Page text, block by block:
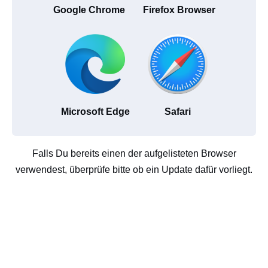
Google Chrome Firefox Browser
Microsoft Edge Safari
Falls Du bereits einen der aufgelisteten Browser
verwendest, überprüfe bitte ob ein Update dafür vorliegt.